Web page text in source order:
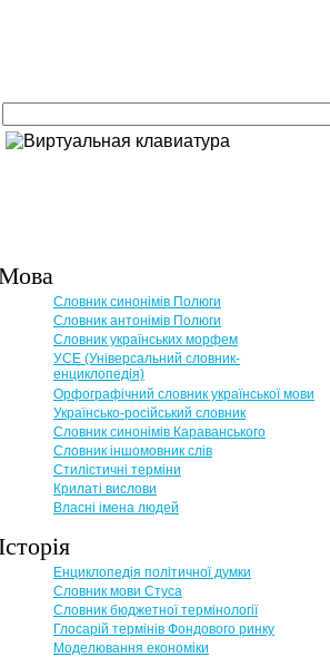
Словник синонімів Полюги
Словник антонімів Полюги
Словник українських морфем
УСЕ (Універсальний словник-
енциклопедія)
Орфографічний словник української мови
Українсько-російський словник
Словник синонімів Караванського
Словник іншомовник слів
Стилістичні терміни
Крилаті вислови
Власні імена людей
Енциклопедія політичної думки
Словник мови Стуса
Словник бюджетної термінології
Глосарій термінів Фондового ринку
Моделювання економіки